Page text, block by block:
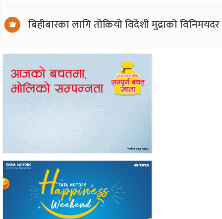
बिहीबारका लागि तोकियो विदेशी मुद्राको विनिमयदर